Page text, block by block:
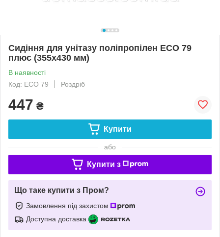
Сидіння для унітазу поліпропілен ECO 79
плюс (355х430 мм)
В наявності
Код: ECO 79
Роздріб
447 ₴
Купити
або
Купити з
Що таке купити з Пром?
Замовлення під захистом
Доступна доставка